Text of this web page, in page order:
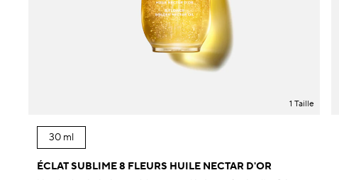
1 Taille
30 ml
ÉCLAT SUBLIME 8 FLEURS HUILE NECTAR D'OR